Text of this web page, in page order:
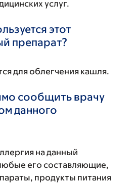
услуг.
этот
препарат?
для облегчения кашля.
сообщить врачу
данного
на данный
его составляющие,
продукты питания